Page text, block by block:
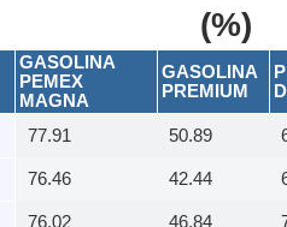
(%)
GASOLINA
PEMEX
MAGNA​
GASOLINA
PREMIUM​
77.91 50.89
76.46 42.44
76.02 46.84